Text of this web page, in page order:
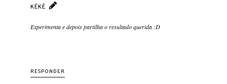
KÉKÉ
Experimenta e depois partilha o resultado querida :D
RESPONDER